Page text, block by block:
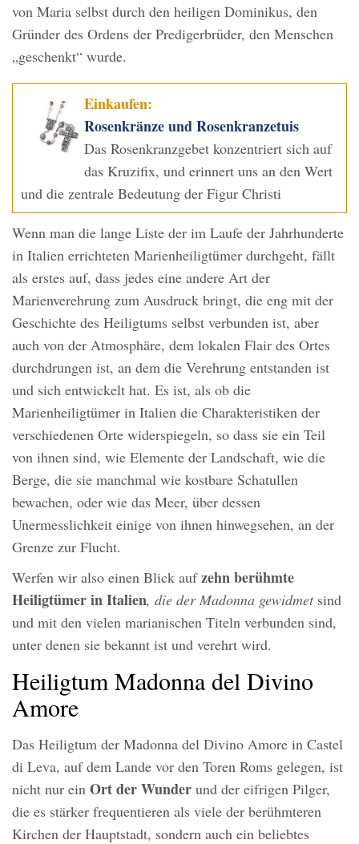
von Maria selbst durch den heiligen Dominikus, den
Gründer des Ordens der Predigerbrüder, den Menschen
„geschenkt“ wurde.
Einkaufen:
Rosenkränze und Rosenkranzetuis
Das Rosenkranzgebet konzentriert sich auf
das Kruzifix, und erinnert uns an den Wert
und die zentrale Bedeutung der Figur Christi
Wenn man die lange Liste der im Laufe der Jahrhunderte
in Italien errichteten Marienheiligtümer durchgeht, fällt
als erstes auf, dass jedes eine andere Art der
Marienverehrung zum Ausdruck bringt, die eng mit der
Geschichte des Heiligtums selbst verbunden ist, aber
auch von der Atmosphäre, dem lokalen Flair des Ortes
durchdrungen ist, an dem die Verehrung entstanden ist
und sich entwickelt hat. Es ist, als ob die
Marienheiligtümer in Italien die Charakteristiken der
verschiedenen Orte widerspiegeln, so dass sie ein Teil
von ihnen sind, wie Elemente der Landschaft, wie die
Berge, die sie manchmal wie kostbare Schatullen
bewachen, oder wie das Meer, über dessen
Unermesslichkeit einige von ihnen hinwegsehen, an der
Grenze zur Flucht.
Werfen wir also einen Blick aufzehn berühmte
Heiligtümer in Italien, die der Madonna gewidmetsind
und mit den vielen marianischen Titeln verbunden sind,
unter denen sie bekannt ist und verehrt wird.
Heiligtum Madonna del Divino
Amore
Das Heiligtum der Madonna del Divino Amore in Castel
di Leva, auf dem Lande vor den Toren Roms gelegen, ist
nicht nur ein Ort der Wunder und der eifrigen Pilger,
die es stärker frequentieren als viele der berühmteren
Kirchen der Hauptstadt, sondern auch ein beliebtes